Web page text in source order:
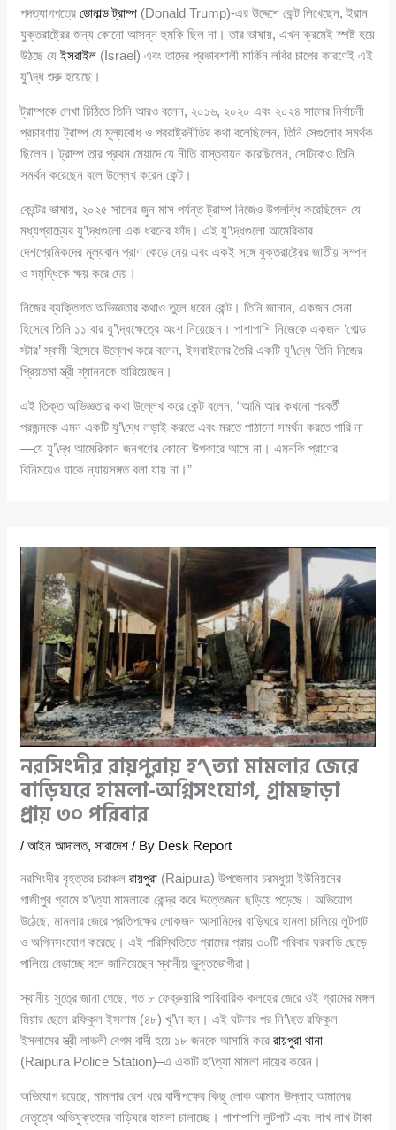
পদত্যাগপত্রেডোনাল্ড ট্রাম্প (Donald Trump)-এর উদ্দেশে কেন্ট লিখেছেন, ইরান
যুক্তরাষ্ট্রের জন্য কোনো আসন্ন হুমকি ছিল না। তার ভাষায়, এখন ক্রমেই স্পষ্ট হয়ে
উঠছে যেইসরাইল (Israel) এবং তাদের প্রভাবশালী মার্কিন লবির চাপের কারণেই এই
যু’\দ্ধ শুরু হয়েছে।
ট্রাম্পকে লেখা চিঠিতে তিনি আরও বলেন, ২০১৬, ২০২০ এবং ২০২৪ সালের নির্বাচনী
প্রচারণায় ট্রাম্প যে মূল্যবোধ ও পররাষ্ট্রনীতির কথা বলেছিলেন, তিনি সেগুলোর সমর্থক
ছিলেন। ট্রাম্প তার প্রথম মেয়াদে যে নীতি বাস্তবায়ন করেছিলেন, সেটিকেও তিনি
সমর্থন করেছেন বলে উল্লেখ করেন কেন্ট।
কেন্টের ভাষায়, ২০২৫ সালের জুন মাস পর্যন্ত ট্রাম্প নিজেও উপলব্ধি করেছিলেন যে
মধ্যপ্রাচ্যের যু’\দ্ধগুলো এক ধরনের ফাঁদ। এই যু’\দ্ধগুলো আমেরিকার
দেশপ্রেমিকদের মূল্যবান প্রাণ কেড়ে নেয় এবং একই সঙ্গে যুক্তরাষ্ট্রের জাতীয় সম্পদ
ও সমৃদ্ধিকে ক্ষয় করে দেয়।
নিজের ব্যক্তিগত অভিজ্ঞতার কথাও তুলে ধরেন কেন্ট। তিনি জানান, একজন সেনা
হিসেবে তিনি ১১ বার যু’\দ্ধক্ষেত্রে অংশ নিয়েছেন। পাশাপাশি নিজেকে একজন ‘গোল্ড
স্টার’ স্বামী হিসেবে উল্লেখ করে বলেন, ইসরাইলের তৈরি একটি যু’\দ্ধে তিনি নিজের
প্রিয়তমা স্ত্রী শ্যাননকে হারিয়েছেন।
এই তিক্ত অভিজ্ঞতার কথা উল্লেখ করে কেন্ট বলেন, “আমি আর কখনো পরবর্তী
প্রজন্মকে এমন একটি যু’\দ্ধে লড়াই করতে এবং মরতে পাঠানো সমর্থন করতে পারি না
—যে যু’\দ্ধ আমেরিকান জনগণের কোনো উপকারে আসে না। এমনকি প্রাণের
বিনিময়েও যাকে ন্যায়সঙ্গত বলা যায় না।”
নরসিংদীর রায়পুরায় হ’\ত্যা মামলার জেরে
বাড়িঘরে হামলা-অগ্নিসংযোগ, গ্রামছাড়া
প্রায় ৩০ পরিবার
/আইন আদালত,সারাদেশ / By Desk Report
নরসিংদীর বৃহত্তর চরাঞ্চলরায়পুরা (Raipura) উপজেলার চরমধুয়া ইউনিয়নের
গাজীপুর গ্রামে হ’\ত্যা মামলাকে কেন্দ্র করে উত্তেজনা ছড়িয়ে পড়েছে। অভিযোগ
উঠেছে, মামলার জেরে প্রতিপক্ষের লোকজন আসামিদের বাড়িঘরে হামলা চালিয়ে লুটপাট
ও অগ্নিসংযোগ করেছে। এই পরিস্থিতিতে গ্রামের প্রায় ৩০টি পরিবার ঘরবাড়ি ছেড়ে
পালিয়ে বেড়াচ্ছে বলে জানিয়েছেন স্থানীয় ভুক্তভোগীরা।
স্থানীয় সূত্রে জানা গেছে, গত ৮ ফেব্রুয়ারি পারিবারিক কলহের জেরে ওই গ্রামের মঙ্গল
মিয়ার ছেলে রফিকুল ইসলাম (৪৮) খু’\ন হন। এই ঘটনার পর নি’\হত রফিকুল
ইসলামের স্ত্রী লাভলী বেগম বাদী হয়ে ১৮ জনকে আসামি করেরায়পুরা থানা
(Raipura Police Station)–এ একটি হ’\ত্যা মামলা দায়ের করেন।
অভিযোগ রয়েছে, মামলার রেশ ধরে বাদীপক্ষের কিছু লোক আমান উল্লাহ আমানের
নেতৃত্বে অভিযুক্তদের বাড়িঘরে হামলা চালাচ্ছে। পাশাপাশি লুটপাট এবং লাখ লাখ টাকা